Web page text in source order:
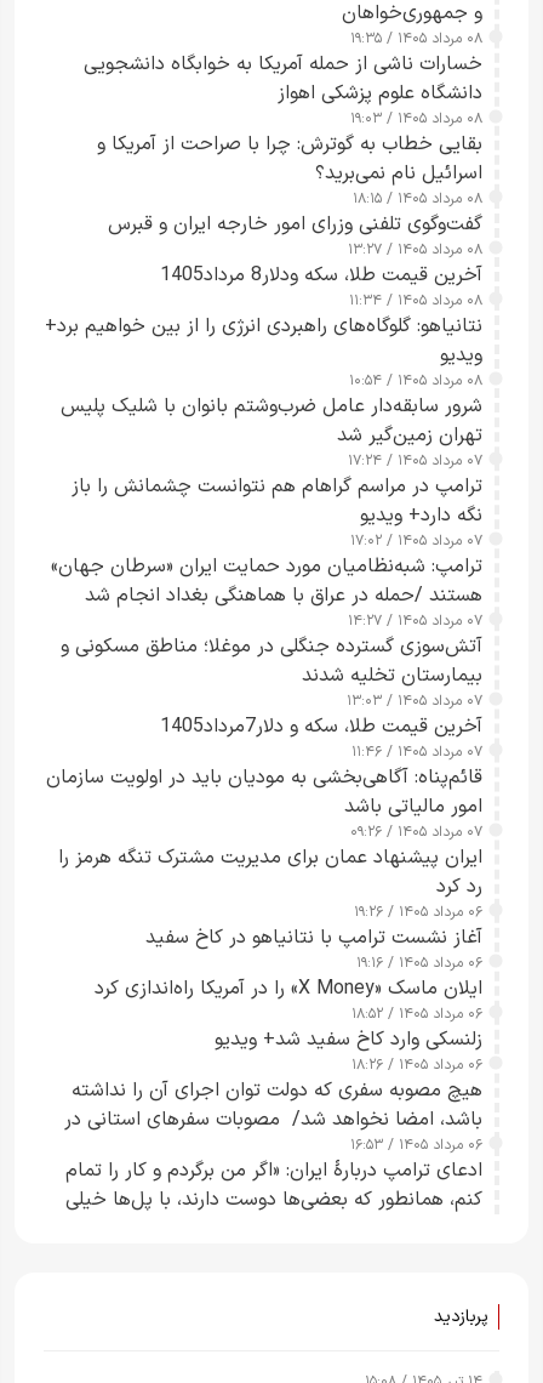
و جمهوری‌خواهان
۰۸ مرداد ۱۴۰۵ / ۱۹:۳۵
خسارات ناشی از حمله آمریکا به خوابگاه دانشجویی
دانشگاه علوم پزشکی اهواز
۰۸ مرداد ۱۴۰۵ / ۱۹:۰۳
بقایی خطاب به گوترش: چرا با صراحت از آمریکا و
اسرائیل نام نمی‌برید؟
۰۸ مرداد ۱۴۰۵ / ۱۸:۱۵
گفت‌وگوی تلفنی وزرای امور خارجه ایران و قبرس
۰۸ مرداد ۱۴۰۵ / ۱۳:۲۷
آخرین قیمت طلا، سکه ودلار8 مرداد1405
۰۸ مرداد ۱۴۰۵ / ۱۱:۳۴
نتانیاهو: گلوگاه‌های راهبردی انرژی را از بین خواهیم برد+
ویدیو
۰۸ مرداد ۱۴۰۵ / ۱۰:۵۴
شرور سابقه‌دار عامل ضرب‌وشتم بانوان با شلیک پلیس
تهران زمین‌گیر شد
۰۷ مرداد ۱۴۰۵ / ۱۷:۲۴
ترامپ در مراسم گراهام هم نتوانست چشمانش را باز
نگه دارد+ ویدیو
۰۷ مرداد ۱۴۰۵ / ۱۷:۰۲
ترامپ: شبه‌نظامیان مورد حمایت ایران «سرطان جهان»
هستند /حمله در عراق با هماهنگی بغداد انجام شد
۰۷ مرداد ۱۴۰۵ / ۱۴:۲۷
آتش‌سوزی گسترده جنگلی در موغلا؛ مناطق مسکونی و
بیمارستان تخلیه شدند
۰۷ مرداد ۱۴۰۵ / ۱۳:۰۳
آخرین قیمت طلا، سکه و دلار7مرداد1405
۰۷ مرداد ۱۴۰۵ / ۱۱:۴۶
قائم‌پناه: آگاهی‌بخشی به مودیان باید در اولویت سازمان
امور مالیاتی باشد
۰۷ مرداد ۱۴۰۵ / ۰۹:۲۶
ایران پیشنهاد عمان برای مدیریت مشترک تنگه هرمز را
رد کرد
۰۶ مرداد ۱۴۰۵ / ۱۹:۲۶
آغاز نشست ترامپ با نتانیاهو در کاخ سفید
۰۶ مرداد ۱۴۰۵ / ۱۹:۱۶
ایلان ماسک «X Money» را در آمریکا راه‌اندازی کرد
۰۶ مرداد ۱۴۰۵ / ۱۸:۵۲
زلنسکی وارد کاخ سفید شد+ ویدیو
۰۶ مرداد ۱۴۰۵ / ۱۸:۲۶
هیچ مصوبه سفری که دولت توان اجرای آن را نداشته
باشد، امضا نخواهد شد/ مصوبات سفرهای استانی در
چارچوب قانون بودجه است+ عکس
۰۶ مرداد ۱۴۰۵ / ۱۶:۵۳
ادعای ترامپ دربارهٔ ایران: «اگر من برگردم و کار را تمام
کنم، همانطور که بعضی‌ها دوست دارند، با پل‌ها خیلی
پربازدید